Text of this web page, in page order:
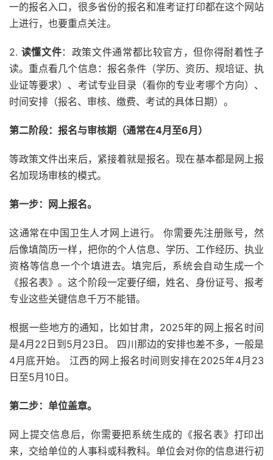
一的报名入口，很多省份的报名和准考证打印都在这个网站
上进行，也要重点关注。
2. 读懂文件：政策文件通常都比较官方，但你得耐着性子
读。重点看几个信息：报名条件（学历、资历、规培证、执
业证等要求）、考试专业目录（看你的专业考哪个方向）、
时间安排（报名、审核、缴费、考试的具体日期）。
第二阶段：报名与审核期（通常在4月至6月）
等政策文件出来后，紧接着就是报名。现在基本都是网上报
名加现场审核的模式。
第一步：网上报名。
这通常在中国卫生人才网上进行。 你需要先注册账号，然
后像填简历一样，把你的个人信息、学历、工作经历、执业
资格等信息一个个填进去。填完后，系统会自动生成一个
《报名表》。这个阶段一定要仔细，姓名、身份证号、报考
专业这些关键信息千万不能错。
根据一些地方的通知，比如甘肃，2025年的网上报名时间
是4月22日到5月23日。 四川那边的安排也差不多，一般是
4月底开始。 江西的网上报名时间则安排在2025年4月23
日至5月10日。
第二步：单位盖章。
网上提交信息后，你需要把系统生成的《报名表》打印出
来，交给单位的人事科或科教科。单位会对你的信息进行初